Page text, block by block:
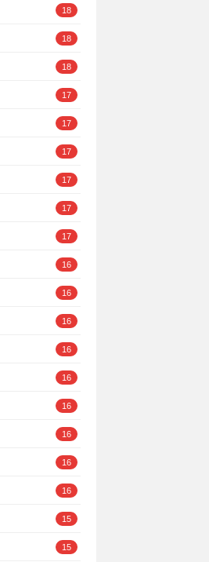
18
18
18
17
17
17
17
17
17
16
16
16
16
16
16
16
16
16
15
15